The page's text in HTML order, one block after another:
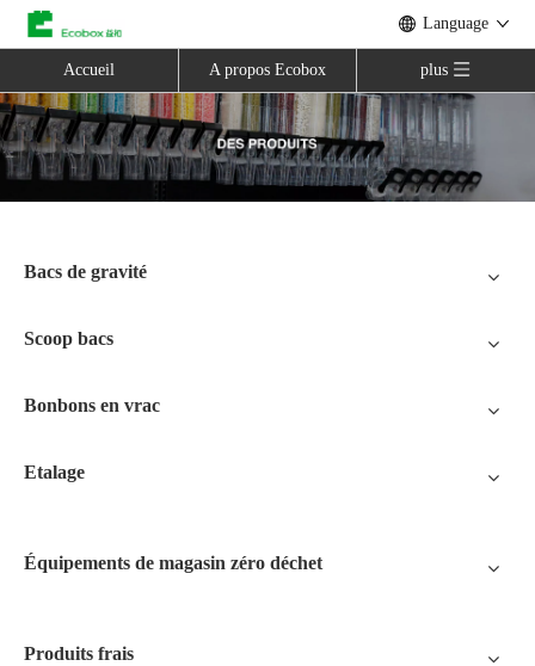
Language
Accueil A propos Ecobox plus
Bacs de gravité
Scoop bacs
Bonbons en vrac
Etalage
Équipements de magasin zéro déchet
Produits frais